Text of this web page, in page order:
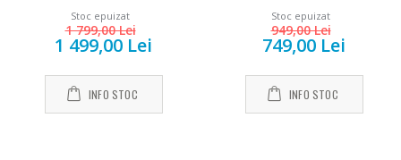
Indicator caldura reziduala,
Clasa A, 50 cm, Negru
Stoc epuizat
1 799,00 Lei
1 499,00 Lei
INFO STOC
plita si cuptor, Echipat cu
duze GPL, Duze GN de
schimb, Alb
Stoc epuizat
949,00 Lei
749,00 Lei
INFO STOC